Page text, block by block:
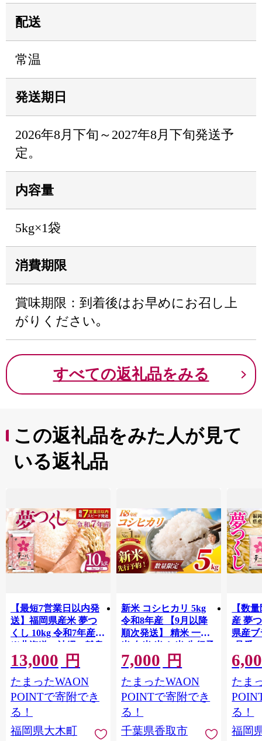
配送
常温
発送期日
2026年8月下旬～2027年8月下旬発送予
定。
内容量
5kg×1袋
消費期限
賞味期限：到着後はお早めにお召し上
がりください｡
すべての返礼品をみる
この返礼品をみた人が見て
いる返礼品
【最短7営業日以内発
送】福岡県産米 夢つ
くし 10kg 令和7年産
※北海道・沖縄・離島
は配送不可 |【精米 単
一米 単一原料米 7年産
国産 お米 ブランド米
5kg × 2 ゆめつくし】
CY009_01
13,000 円
たまったWAON
POINTで寄附でき
る！
福岡県大木町
新米 コシヒカリ 5kg
令和8年産 【9月以降
順次発送】 精米 一等
米 白米 米 お米 先行予
約 数量 限定 こしひか
り 5キロ 米5kg ごはん
こめ コメ はくまい お
米マイスター 厳選 予
約 白飯 ※ okome kome
おむすび おにぎり 国
産 飯 おこめ 取り寄せ
7,000 円
たまったWAON
POINTで寄附でき
る！
千葉県香取市
【数
産 夢
県産ブ
(品番
たま
る！
福岡